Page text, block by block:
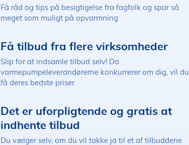
Få råd og tips på besigtigelse fra fagfolk og spar så
meget som muligt på opvarmning
Få tilbud fra flere virksomheder
Slip for at indsamle tilbud selv! Da
varmepumpeleverandørerne konkurrerer om dig, vil du
få deres bedste priser
Det er uforpligtende og gratis at
indhente tilbud
Du vælger selv, om du vil takke ja til et af tilbuddene